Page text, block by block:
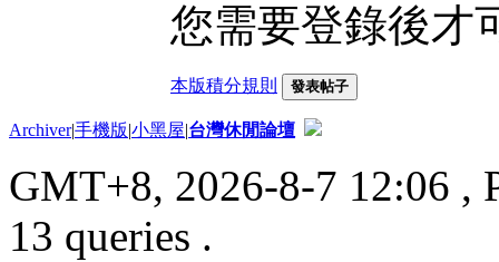
您需要登錄後才
本版積分規則 發表帖子
Archiver|手機版|小黑屋|台灣休閒論壇
GMT+8, 2026-8-7 12:06 ,
13 queries .